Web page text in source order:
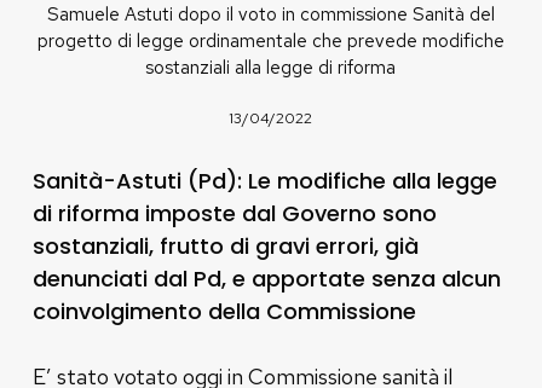
Samuele Astuti dopo il voto in commissione Sanità del
progetto di legge ordinamentale che prevede modifiche
sostanziali alla legge di riforma
13/04/2022
Sanità-Astuti (Pd): Le modifiche alla legge
di riforma imposte dal Governo sono
sostanziali, frutto di gravi errori, già
denunciati dal Pd, e apportate senza alcun
coinvolgimento della Commissione
E’ stato votato oggi in Commissione sanità il